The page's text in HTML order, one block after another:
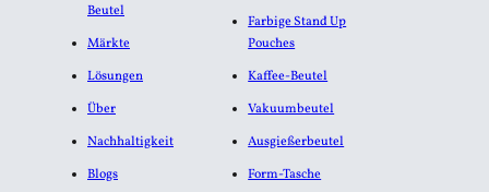
Beutel
Märkte
Lösungen
Über
Nachhaltigkeit
Blogs
Farbige Stand Up
Pouches
Kaffee-Beutel
Vakuumbeutel
Ausgießerbeutel
Form-Tasche